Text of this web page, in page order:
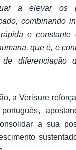
a elevar os
combinando
e constante
que é, e
diferenciação
a Verisure
a sua